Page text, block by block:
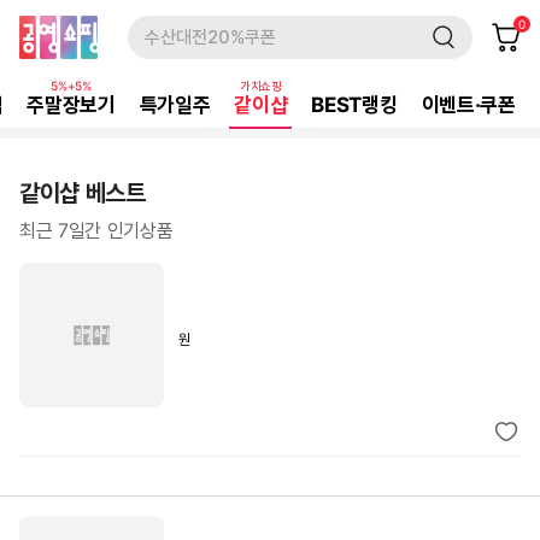
신청하기
수산대전20%쿠폰
0
검색창 0
5%+5%
주말장보기 특가일주
가치쇼핑
같이샵 BEST랭킹 이벤트·쿠폰
같이샵 베스트
최근 7일간 인기상품
원